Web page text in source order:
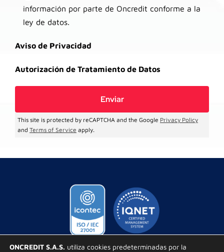
información por parte de Oncredit conforme a la
ley de datos.
Aviso de Privacidad
Autorización de Tratamiento de Datos
This site is protected by reCAPTCHA and the Google Privacy Policy
and Terms of Service apply.
ONCREDIT S.A.S. utiliza cookies predeterminadas por la